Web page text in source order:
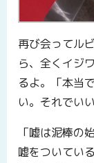
再び会ってル
ら、全くイジ
るよ。「本当
い。それでい
「嘘は泥棒の
嘘をついてい